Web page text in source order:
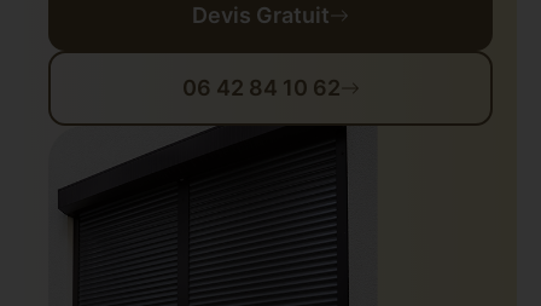
Devis Gratuit
06 42 84 10 62